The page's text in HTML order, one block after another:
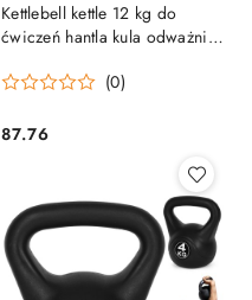
Kettlebell kettle 12 kg do
ćwiczeń hantla kula odważnik
ModernHome (0)
Cena:
87.76